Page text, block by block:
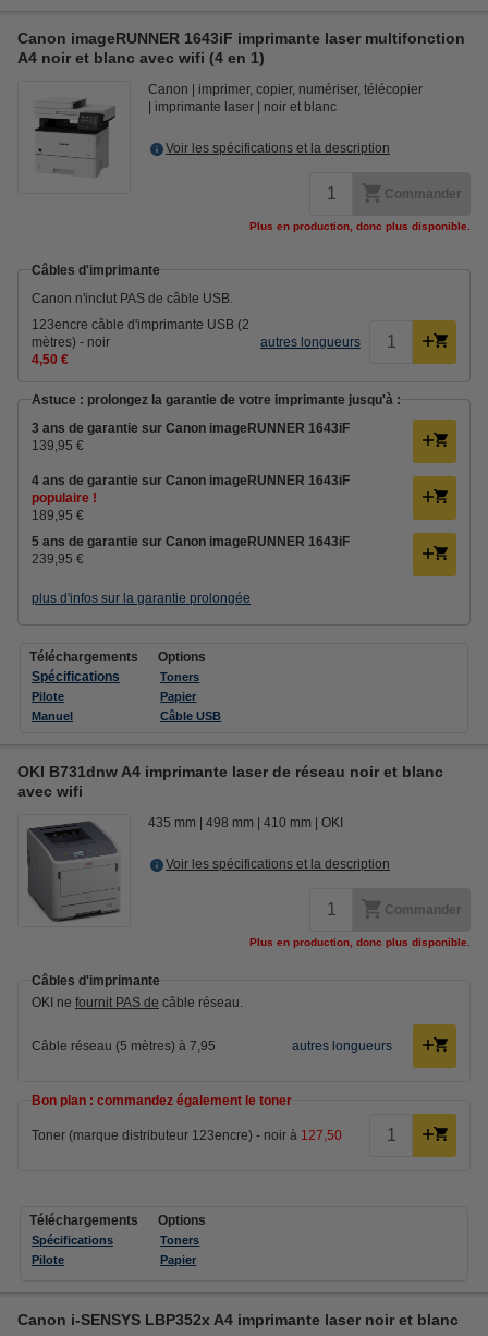
Canon imageRUNNER 1643iF imprimante laser multifonction
A4 noir et blanc avec wifi (4 en 1)
Canon
imprimer, copier, numériser, télécopier
imprimante laser
noir et blanc
Voir les spécifications et la description
Commander
Plus en production, donc plus disponible.
Câbles d'imprimante
Canon n'inclut PAS de câble USB.
123encre câble d'imprimante USB (2
mètres) - noir
4,50 €
autres longueurs
Astuce : prolongez la garantie de votre imprimante jusqu'à :
3 ans de garantie sur Canon imageRUNNER 1643iF
139,95 €
4 ans de garantie sur Canon imageRUNNER 1643iF
populaire !
189,95 €
5 ans de garantie sur Canon imageRUNNER 1643iF
239,95 €
plus d'infos sur la garantie prolongée
Téléchargements
Spécifications
Pilote
Manuel
Options
Toners
Papier
Câble USB
OKI B731dnw A4 imprimante laser de réseau noir et blanc
avec wifi
435 mm 498 mm 410 mm OKI
Voir les spécifications et la description
Commander
Plus en production, donc plus disponible.
Câbles d'imprimante
OKI ne fournit PAS de câble réseau.
Câble réseau (5 mètres) à 7,95 autres longueurs
Bon plan : commandez également le toner
Toner (marque distributeur 123encre) - noir à 127,50
Téléchargements
Spécifications
Pilote
Options
Toners
Papier
Canon i-SENSYS LBP352x A4 imprimante laser noir et blanc